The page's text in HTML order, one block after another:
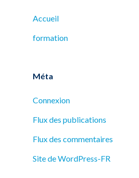
Accueil
formation
Méta
Connexion
Flux des publications
Flux des commentaires
Site de WordPress-FR